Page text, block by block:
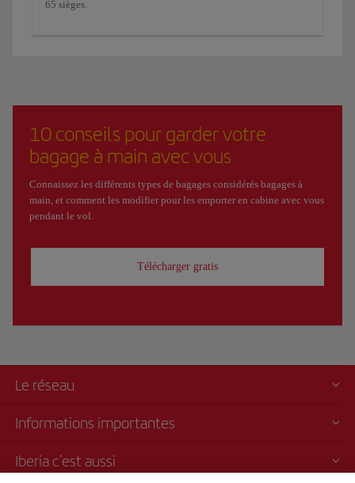
65 sièges.
10 conseils pour garder votre
bagage à main avec vous
Connaissez les différents types de bagages considérés bagages à
main, et comment les modifier pour les emporter en cabine avec vous
pendant le vol.
Télécharger gratis
Le réseau
Informations importantes
Iberia c'est aussi